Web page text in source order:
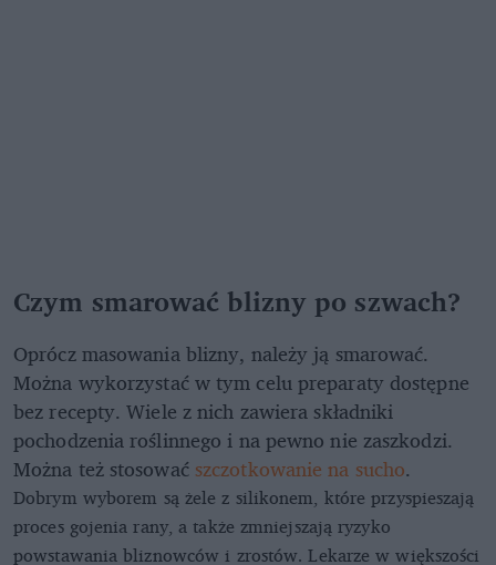
Czym smarować blizny po szwach?
Oprócz masowania blizny, należy ją smarować.
Można wykorzystać w tym celu preparaty dostępne
bez recepty. Wiele z nich zawiera składniki
pochodzenia roślinnego i na pewno nie zaszkodzi.
Można też stosowaćszczotkowanie na sucho.
Dobrym wyborem są żele z silikonem, które przyspieszają
proces gojenia rany, a także zmniejszają ryzyko
powstawania bliznowców i zrostów. Lekarze w większości